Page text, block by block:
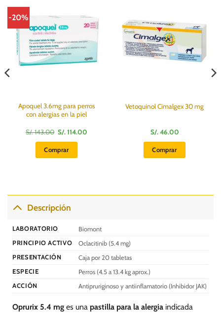
-20%
Apoquel 3.6mg para perros
con alergias en la piel
S/.143.00 El
precio
original
era:
S/.
S/.114.00
Comprar
Vetoquinol Cimalgex 30 mg
S/.46.00
Comprar
Descripción
LABORATORIO
Biomont
PRINCIPIO ACTIVO
Oclacitinib (5.4 mg)
PRESENTACIÓN
Caja por 20 tabletas
ESPECIE
Perros (4.5 a 13.4 kg aprox.)
ACCIÓN
Antipruriginoso y antiinflamatorio (Inhibidor JAK)
Oprurix 5.4 mg es una pastilla para la alergia indicada